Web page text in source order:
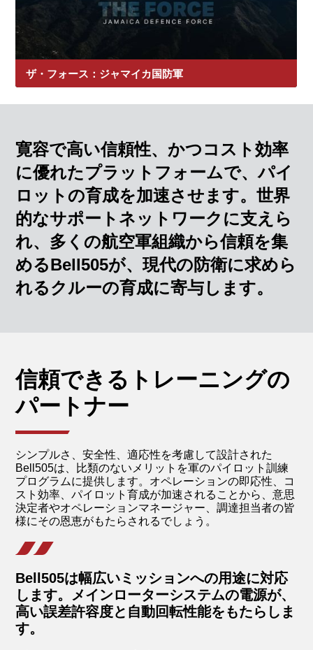
ザ・フォース：ジャマイカ国防軍
に活躍するパイロット、インストラクター、整備士たち
カ国防軍航空部隊支える誇り、高い水準、そして献身的
な姿勢をご覧いただけます。
寛容で高い信頼性、かつコスト効率
に優れたプラットフォームで、パイ
ロットの育成を加速させます。世界
的なサポートネットワークに支えら
れ、多くの航空軍組織から信頼を集
めるBell505が、現代の防衛に求めら
れるクルーの育成に寄与します。
信頼できるトレーニングの
パートナー
シンプルさ、安全性、適応性を考慮して設計された
Bell505は、比類のないメリットを軍のパイロット訓練
プログラムに提供します。オペレーションの即応性、コ
スト効率、パイロット育成が加速されることから、意思
決定者やオペレーションマネージャー、調達担当者の皆
様にその恩恵がもたらされるでしょう。
Bell505は幅広いミッションへの用途に対応
します。メインローターシステムの電源が、
高い誤差許容度と自動回転性能をもたらしま
す。